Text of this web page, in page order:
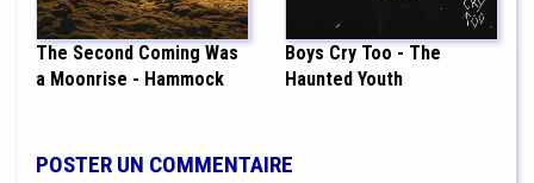
The Second Coming Was
a Moonrise - Hammock
Boys Cry Too - The
Haunted Youth
POSTER UN COMMENTAIRE